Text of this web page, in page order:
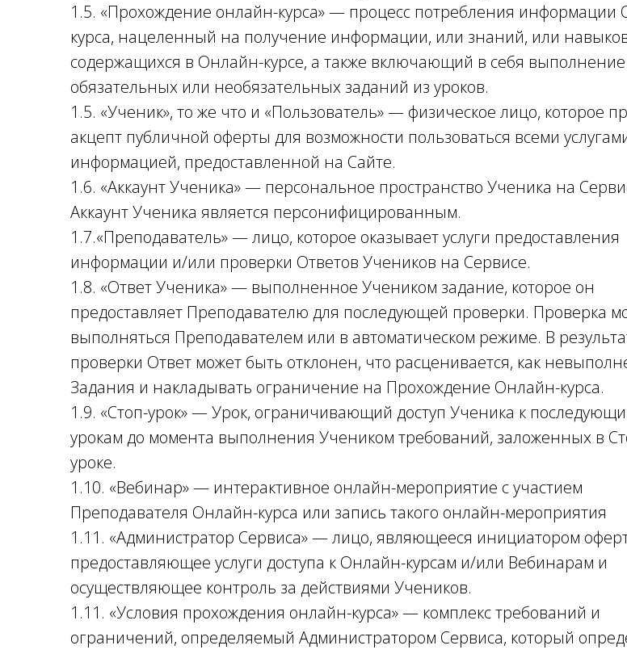
1.5. «Прохождение онлайн-курса» — процесс потребления информации
курса, нацеленный на получение информации, или знаний, или
содержащихся в Онлайн-курсе, а также включающий в себя выполнение
обязательных или необязательных заданий из уроков.
1.5. «Ученик», то же что и «Пользователь» — физическое лицо, которое
акцепт публичной оферты для возможности пользоваться всеми
информацией, предоставленной на Сайте.
1.6. «Аккаунт Ученика» — персональное пространство Ученика на
Аккаунт Ученика является персонифицированным.
1.7.«Преподаватель» — лицо, которое оказывает услуги предоставления
информации и/или проверки Ответов Учеников на Сервисе.
1.8. «Ответ Ученика» — выполненное Учеником задание, которое он
предоставляет Преподавателю для последующей проверки. Проверка
выполняться Преподавателем или в автоматическом режиме. В
проверки Ответ может быть отклонен, что расценивается, как
Задания и накладывать ограничение на Прохождение Онлайн-курса.
1.9. «Стоп-урок» — Урок, ограничивающий доступ Ученика к
урокам до момента выполнения Учеником требований, заложенных в
уроке.
1.10. «Вебинар» — интерактивное онлайн-мероприятие с участием
Преподавателя Онлайн-курса или запись такого онлайн-мероприятия
1.11. «Администратор Сервиса» — лицо, являющееся инициатором
предоставляющее услуги доступа к Онлайн-курсам и/или Вебинарам и
осуществляющее контроль за действиями Учеников.
1.11. «Условия прохождения онлайн-курса» — комплекс требований и
ограничений, определяемый Администратором Сервиса, который